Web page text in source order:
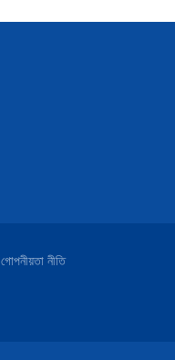
গোপনীয়তা নীতি